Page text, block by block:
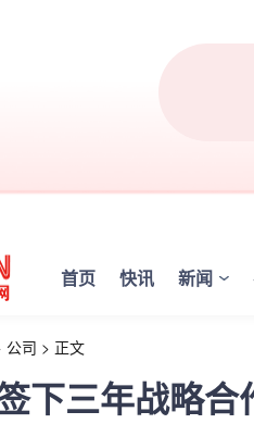
首页 快讯 新闻
公司 > 正文
下三年战略